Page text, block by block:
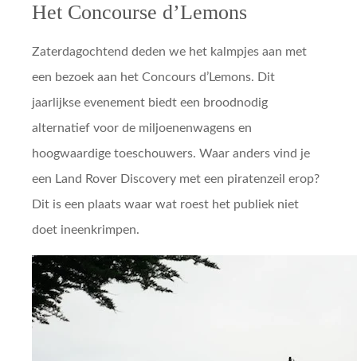
Het Concourse d’Lemons
Zaterdagochtend deden we het kalmpjes aan met
een bezoek aan het Concours d’Lemons. Dit
jaarlijkse evenement biedt een broodnodig
alternatief voor de miljoenenwagens en
hoogwaardige toeschouwers. Waar anders vind je
een Land Rover Discovery met een piratenzeil erop?
Dit is een plaats waar wat roest het publiek niet
doet ineenkrimpen.